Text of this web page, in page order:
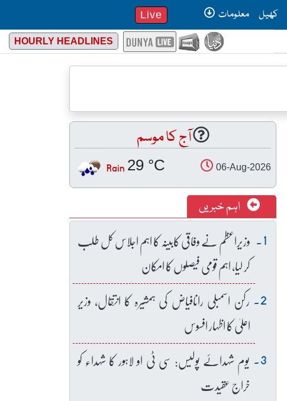
کھیل معلومات Live
HOURLY HEADLINES
آج کا موسم
06-Aug-2026
29 °C
Rain
اہم خبریں
وزیراعظم نے وفاقی کابینہ کا اہم اجلاس کل طلب
کر لیا، اہم قومی فیصلوں کا امکان
رکن اسمبلی رانافیاض کی ہمشیرہ کا انتقال، وزیر
اعلیٰ کا اظہار افسوس
یوم شہدائے پولیس: سی ٹی او لاہور کا شہداء کو
خراج عقیدت